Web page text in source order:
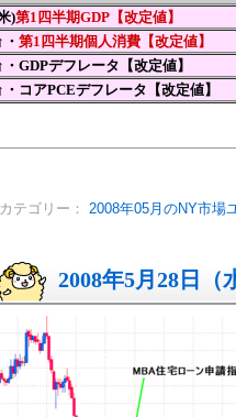
)第1四半期GDP【改定値】
・ 第1四半期個人消費【改定値】
・GDPデフレータ【改定値】
・コアPCEデフレータ【改定値】
カテゴリー： 2008年05月のNY市場
2008年5月28日（